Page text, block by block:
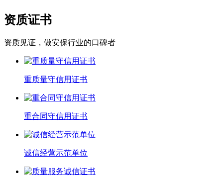
资质证书
资质见证，做安保行业的口碑者
重质量守信用证书
重合同守信用证书
诚信经营示范单位